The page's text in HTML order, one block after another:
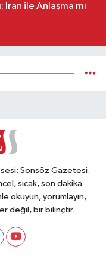
İran ile Anlaşma mı
Sonsöz Gazetesi.
sıcak, son dakika
okuyun, yorumlayın,
değil, bir bilinçtir.